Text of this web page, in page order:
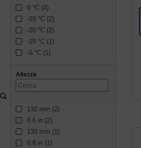
0 °C (4)
-10 °C (2)
-20 °C (2)
-15 °C (1)
-5 °C (1)
Altezza
132 mm (2)
0.6 in (2)
130 mm (1)
0.8 in (1)